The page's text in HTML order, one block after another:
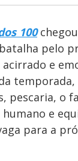
100
pelo
e
pescaria, o
e
para a